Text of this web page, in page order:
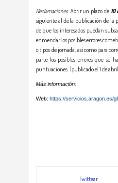
Reclamaciones: Abrir un plazo de 10
siguiente al de la publicación de la
de que los interesados puedan
enmendar los posibles errores
o tipos de jornada, así como para
parte los posibles errores que se
puntuaciones. (publicado el 1 de
Más información:
Web: https://servicios.aragon.es/
Twittear